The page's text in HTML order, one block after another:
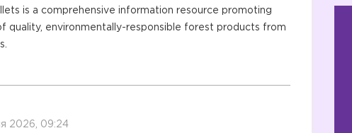
is a comprehensive information resource promoting
quality, environmentally-responsible forest products from
2026, 09:24